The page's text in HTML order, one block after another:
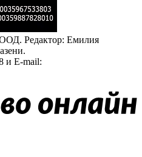
Редактор: Емилия
и E-mail: